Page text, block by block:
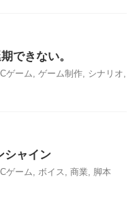
できない。
ゲーム, ゲーム制作, シナリオ,
シャイン
ゲーム, ボイス , 商業, 脚本